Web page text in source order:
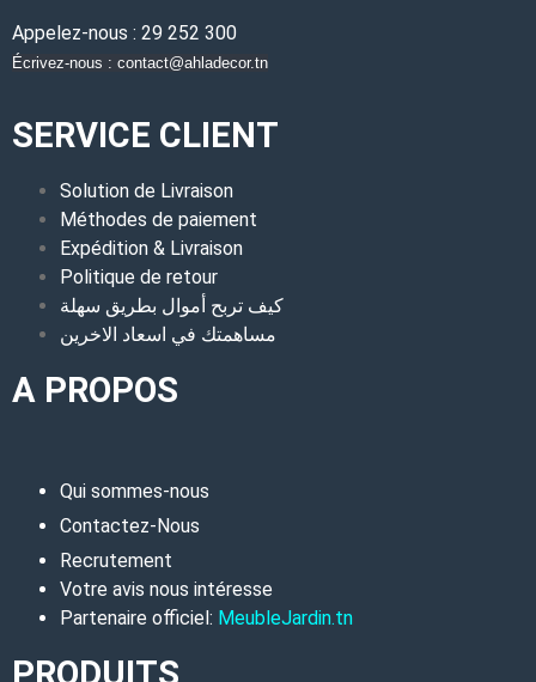
Appelez-nous : 29 252 300
Écrivez-nous : contact@ahladecor.tn
SERVICE CLIENT
Solution de Livraison
Méthodes de paiement
Expédition & Livraison
Politique de retour
كيف تربح أموال بطريق سهلة
مساهمتك في اسعاد الاخرين
A PROPOS
Qui sommes-nous
Contactez-Nous
Recrutement
Votre avis nous intéresse
Partenaire officiel: MeubleJardin.tn
PRODUITS